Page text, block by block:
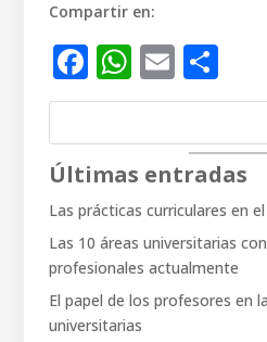
Compartir en:
Facebook
Email
Últimas entradas
Las prácticas curriculares en
Las 10 áreas universitarias
profesionales actualmente
El papel de los profesores en
universitarias